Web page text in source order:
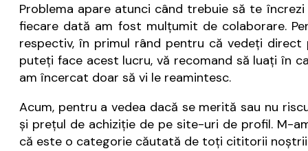
Problema apare atunci când trebuie să te
fiecare dată am fost mulţumit de colaborare.
respectiv, în primul rând pentru că vedeţi
puteţi face acest lucru, vă recomand să luaţi în
am încercat doar să vi le reamintesc.
Acum, pentru a vedea dacă se merită sau nu
şi preţul de achiziţie de pe site-uri de profil. M-
că este o categorie căutată de toţi cititorii